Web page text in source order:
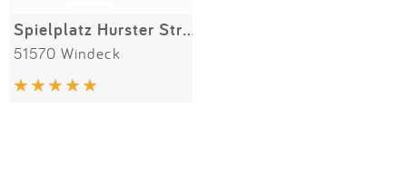
Spielplatz Hurster Straße
51570 Windeck